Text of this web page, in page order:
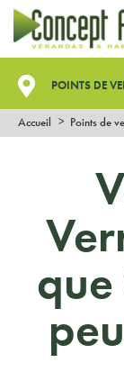
POINTS DE
Accueil Points de